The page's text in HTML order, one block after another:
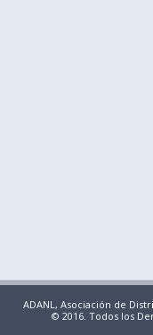
ADANL, Asociación de
© 2016. Todos los